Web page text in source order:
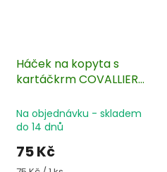
Háček na kopyta s
kartáčkrm COVALLIERO
Na objednávku - skladem
do 14 dnů
75 Kč